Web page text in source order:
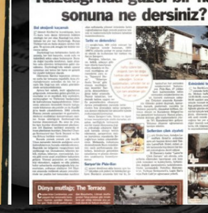
ŞAMDAN
SİNAN ÖZEDİNCİK